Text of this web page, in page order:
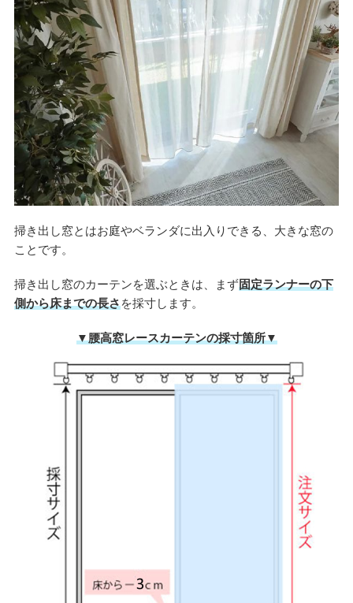
掃き出し窓とはお庭やベランダに出入りできる、大きな窓の
ことです。
掃き出し窓のカーテンを選ぶときは、まず固定ランナーの下
側から床までの長さを採寸します。
▼腰高窓レースカーテンの採寸箇所▼